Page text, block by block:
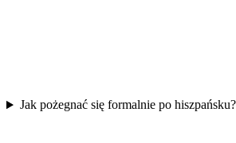
Jak pożegnać się formalnie po hiszpańsku?